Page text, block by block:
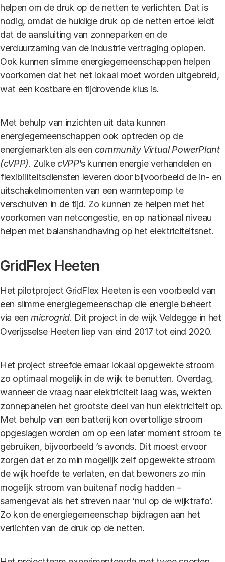
helpen om de druk op de netten te verlichten. Dat is
nodig, omdat de huidige druk op de netten ertoe leidt
dat de aansluiting van zonneparken en de
verduurzaming van de industrie vertraging oplopen.
Ook kunnen slimme energiegemeenschappen helpen
voorkomen dat het net lokaal moet worden uitgebreid,
wat een kostbare en tijdrovende klus is.
Met behulp van inzichten uit data kunnen
energiegemeenschappen ook optreden op de
energiemarkten als een community Virtual PowerPlant
(cVPP). ZulkecVPP’s kunnen energie verhandelen en
flexibiliteitsdiensten leveren door bijvoorbeeld de in- en
uitschakelmomenten van een warmtepomp te
verschuiven in de tijd. Zo kunnen ze helpen met het
voorkomen van netcongestie, en op nationaal niveau
helpen met balanshandhaving op het elektriciteitsnet.
GridFlex Heeten
Het pilotproject GridFlex Heeten is een voorbeeld van
een slimme energiegemeenschap die energie beheert
via eenmicrogrid. Dit project in de wijk Veldegge in het
Overijsselse Heeten liep van eind 2017 tot eind 2020.
Het project streefde ernaar lokaal opgewekte stroom
zo optimaal mogelijk in de wijk te benutten. Overdag,
wanneer de vraag naar elektriciteit laag was, wekten
zonnepanelen het grootste deel van hun elektriciteit op.
Met behulp van een batterij kon overtollige stroom
opgeslagen worden om op een later moment stroom te
gebruiken, bijvoorbeeld ’s avonds. Dit moest ervoor
zorgen dat er zo min mogelijk zelf opgewekte stroom
de wijk hoefde te verlaten, en dat bewoners zo min
mogelijk stroom van buitenaf nodig hadden –
samengevat als het streven naar ‘nul op de wijktrafo’.
Zo kon de energiegemeenschap bijdragen aan het
verlichten van de druk op de netten.